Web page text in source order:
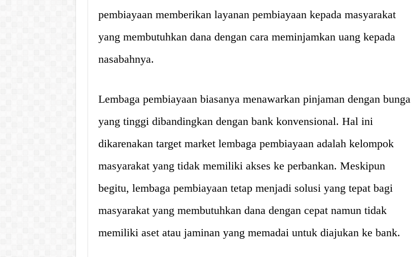
pembiayaan memberikan layanan pembiayaan kepada masyarakat
yang membutuhkan dana dengan cara meminjamkan uang kepada
nasabahnya.
Lembaga pembiayaan biasanya menawarkan pinjaman dengan bunga
yang tinggi dibandingkan dengan bank konvensional. Hal ini
dikarenakan target market lembaga pembiayaan adalah kelompok
masyarakat yang tidak memiliki akses ke perbankan. Meskipun
begitu, lembaga pembiayaan tetap menjadi solusi yang tepat bagi
masyarakat yang membutuhkan dana dengan cepat namun tidak
memiliki aset atau jaminan yang memadai untuk diajukan ke bank.